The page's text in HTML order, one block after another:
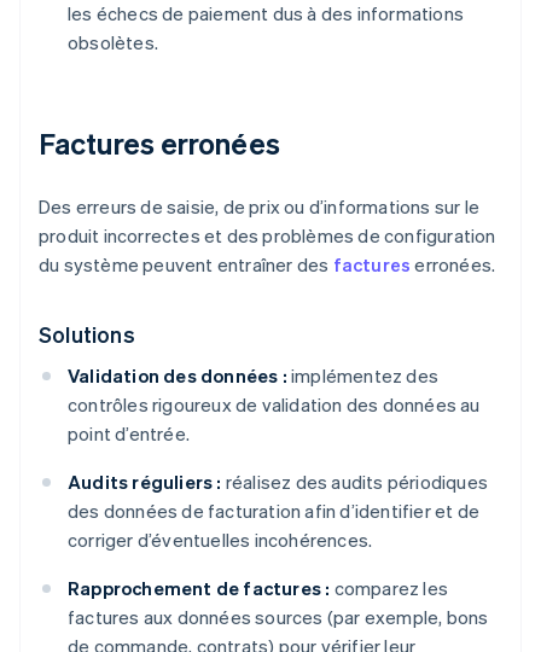
les échecs de paiement dus à des informations
obsolètes.
Factures erronées
Des erreurs de saisie, de prix ou d’informations sur le
produit incorrectes et des problèmes de configuration
du système peuvent entraîner des factures erronées.
Solutions
Validation des données : implémentez des
contrôles rigoureux de validation des données au
point d’entrée.
Audits réguliers : réalisez des audits périodiques
des données de facturation afin d’identifier et de
corriger d’éventuelles incohérences.
Rapprochement de factures : comparez les
factures aux données sources (par exemple, bons
de commande, contrats) pour vérifier leur